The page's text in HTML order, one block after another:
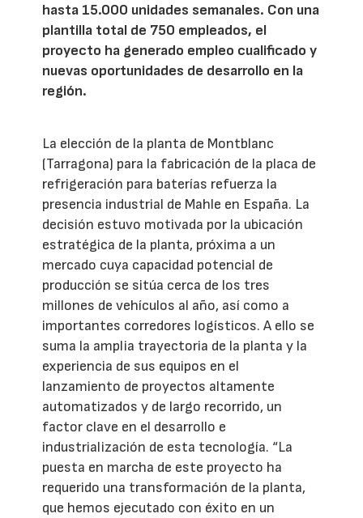
hasta 15.000 unidades semanales. Con una
plantilla total de 750 empleados, el
proyecto ha generado empleo cualificado y
nuevas oportunidades de desarrollo en la
región.
La elección de la planta de Montblanc
(Tarragona) para la fabricación de la placa de
refrigeración para baterías refuerza la
presencia industrial de Mahle en España. La
decisión estuvo motivada por la ubicación
estratégica de la planta, próxima a un
mercado cuya capacidad potencial de
producción se sitúa cerca de los tres
millones de vehículos al año, así como a
importantes corredores logísticos. A ello se
suma la amplia trayectoria de la planta y la
experiencia de sus equipos en el
lanzamiento de proyectos altamente
automatizados y de largo recorrido, un
factor clave en el desarrollo e
industrialización de esta tecnología. “La
puesta en marcha de este proyecto ha
requerido una transformación de la planta,
que hemos ejecutado con éxito en un